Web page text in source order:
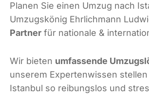
Planen Sie einen Umzug nach
Umzugskönig Ehrlichmann
Partner für nationale &
Wir bieten umfassende
unserem Expertenwissen
Istanbul so reibungslos und